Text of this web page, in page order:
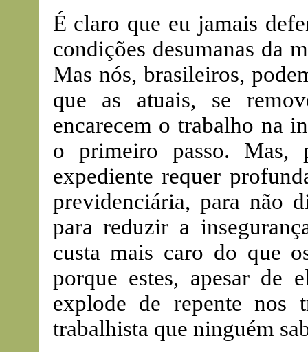
É claro que eu jamais
condições desumanas da
Mas nós, brasileiros,
que as atuais, se
encarecem o trabalho na
o primeiro passo. Mas,
expediente requer
previdenciária, para não
para reduzir a
custa mais caro do que
porque estes, apesar de
explode de repente nos
trabalhista que ninguém